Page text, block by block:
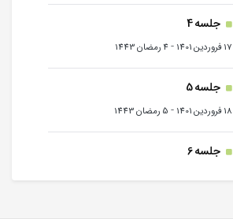
جلسه 4
17 فروردین 1401 - 4 رمضان 1443
جلسه 5
18 فروردین 1401 - 5 رمضان 1443
جلسه 6